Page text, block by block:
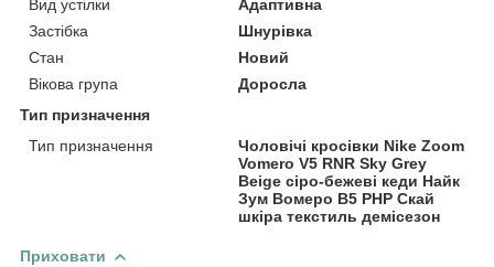
Вид устілки
Адаптивна
Застібка
Шнурівка
Стан
Новий
Вікова група
Доросла
Тип призначення
Тип призначення
Чоловічі кросівки Nike Zoom
Vomero V5 RNR Sky Grey
Beige сіро-бежеві кеди Найк
Зум Вомеро В5 РНР Скай
шкіра текстиль демісезон
Приховати